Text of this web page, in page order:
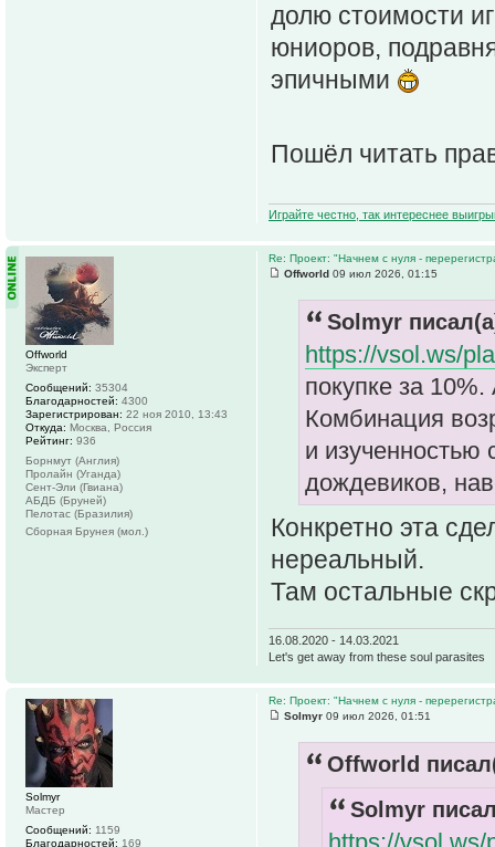
долю стоимости
юниоров,
эпичными
Пошёл читать
Играйте честно, так интереснее
Re: Проект: "Начнем с нуля -
Offworld 09 июл 2026, 01:15
Solmyr
https://vsol.ws/
покупке за
Комбинация
и изученностью
дождевиков,
Конкретно эта
нереальный.
Там остальные
16.08.2020 - 14.03.2021
Let's get away from these soul parasites
Offworld
Эксперт
Сообщений: 35304
Благодарностей: 4300
Зарегистрирован: 22 ноя 2010, 13:43
Откуда: Москва, Россия
Рейтинг: 936
Борнмут (Англия)
Пролайн (Уганда)
Сент-Эли (Гвиана)
АБДБ (Бруней)
Пелотас (Бразилия)
Сборная Брунея (мол.)
Re: Проект: "Начнем с нуля -
Solmyr 09 июл 2026, 01:51
Offworld
Solmyr
Solmyr
Мастер
Сообщений: 1159
Благодарностей: 169